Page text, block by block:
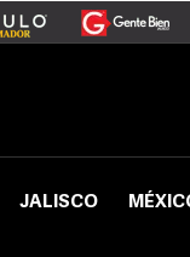
JALISCO